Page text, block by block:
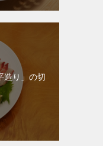
造り」の切